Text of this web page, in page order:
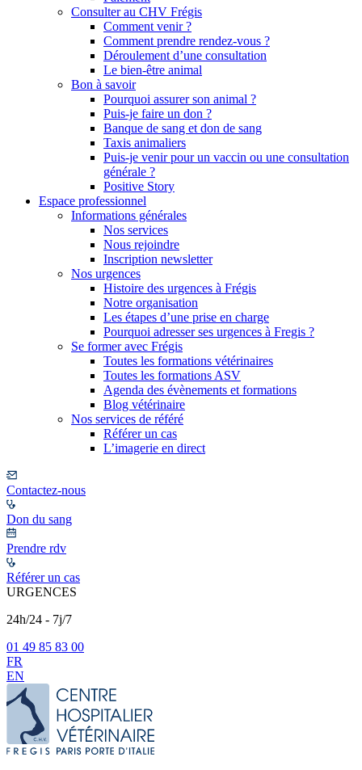
Consulter au CHV Frégis
Comment venir ?
Comment prendre rendez-vous ?
Déroulement d’une consultation
Le bien-être animal
Bon à savoir
Pourquoi assurer son animal ?
Puis-je faire un don ?
Banque de sang et don de sang
Taxis animaliers
Puis-je venir pour un vaccin ou une consultation
générale ?
Positive Story
Espace professionnel
Informations générales
Nos services
Nous rejoindre
Inscription newsletter
Nos urgences
Histoire des urgences à Frégis
Notre organisation
Les étapes d’une prise en charge
Pourquoi adresser ses urgences à Fregis ?
Se former avec Frégis
Toutes les formations vétérinaires
Toutes les formations ASV
Agenda des évènements et formations
Blog vétérinaire
Nos services de référé
Référer un cas
L’imagerie en direct
Contactez-nous
Don du sang
Prendre rdv
Référer un cas
URGENCES
24h/24 - 7j/7
01 49 85 83 00
FR
EN